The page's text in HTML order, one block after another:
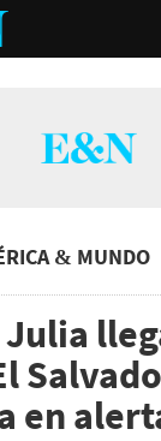
& MUNDO
en